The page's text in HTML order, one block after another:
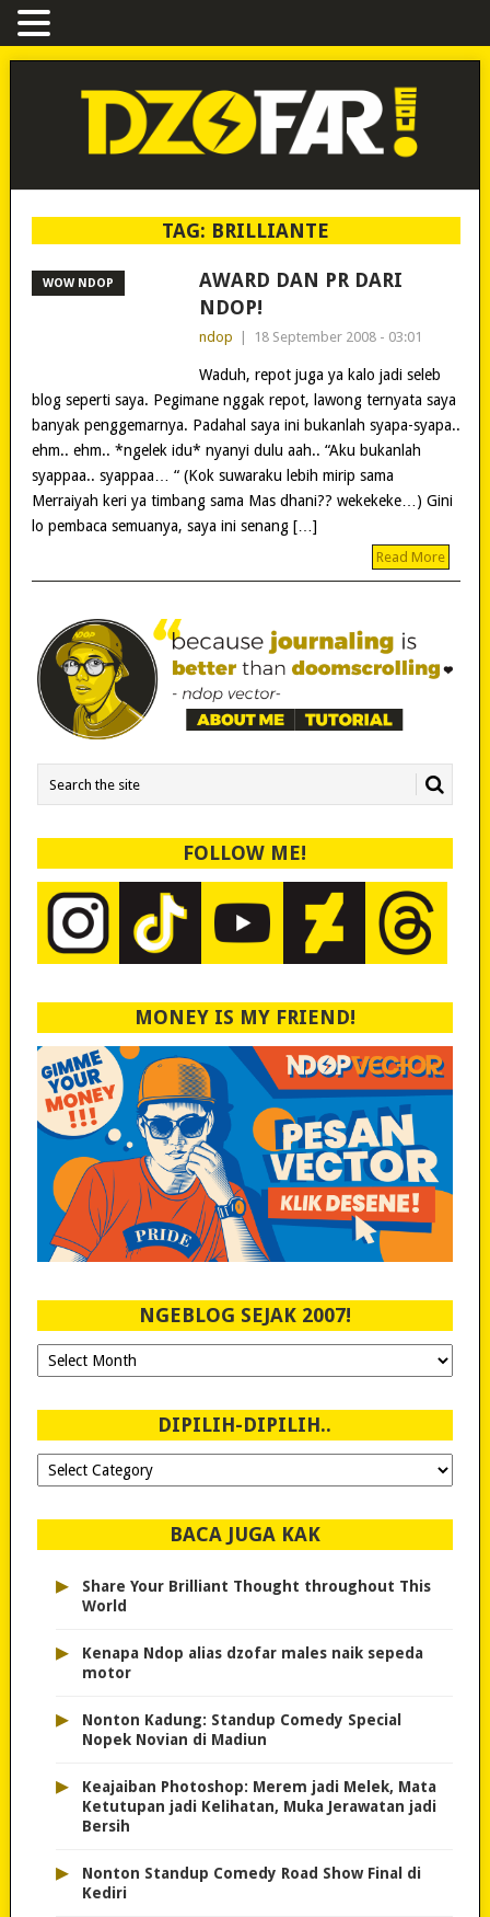
TAG: BRILLIANTE
WOW NDOP
AWARD DAN PR DARI
NDOP!
ndop 18 September 2008 - 03:01
Waduh, repot juga ya kalo jadi seleb
blog seperti saya. Pegimane nggak repot, lawong ternyata saya
banyak penggemarnya. Padahal saya ini bukanlah syapa-syapa..
ehm.. ehm.. *ngelek idu* nyanyi dulu aah.. “Aku bukanlah
syappaa.. syappaa… “ (Kok suwaraku lebih mirip sama
Merraiyah keri ya timbang sama Mas dhani?? wekekeke…) Gini
lo pembaca semuanya, saya ini senang […]
Read More
FOLLOW ME!
MONEY IS MY FRIEND!
NGEBLOG SEJAK 2007!
Ngeblog
Sejak
DIPILIH-DIPILIH..
Dipilih-
dipilih..
BACA JUGA KAK
▸
Share Your Brilliant Thought throughout This
World
▸
Kenapa Ndop alias dzofar males naik sepeda
motor
▸
Nonton Kadung: Standup Comedy Special
Nopek Novian di Madiun
▸
Keajaiban Photoshop: Merem jadi Melek, Mata
Ketutupan jadi Kelihatan, Muka Jerawatan jadi
Bersih
▸
Nonton Standup Comedy Road Show Final di
Kediri